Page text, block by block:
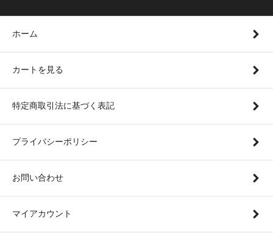
ホーム
カートを見る
特定商取引法に基づく表記
プライバシーポリシー
お問い合わせ
マイアカウント